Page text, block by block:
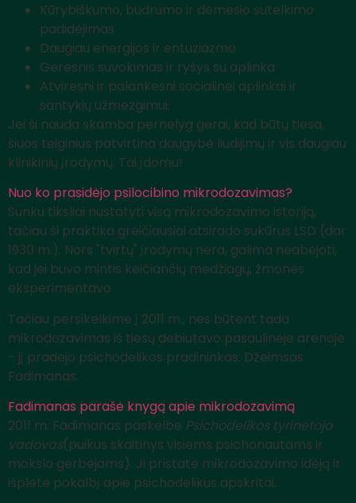
Kūrybiškumo, budrumo ir dėmesio sutelkimo
padidėjimas
Daugiau energijos ir entuziazmo
Geresnis suvokimas ir ryšys su aplinka
Atviresni ir palankesni socialinei aplinkai ir
santykių užmezgimui.
Jei ši nauda skamba pernelyg gerai, kad būtų tiesa,
šiuos teiginius patvirtina daugybė liudijimų ir vis daugiau
klinikinių įrodymų. Tai įdomu!
Nuo ko prasidėjo psilocibino mikrodozavimas?
Sunku tiksliai nustatyti visą mikrodozavimo istoriją,
tačiau ši praktika greičiausiai atsirado sukūrus LSD (dar
1930 m.). Nors "tvirtų" įrodymų nėra, galima neabejoti,
kad jei buvo mintis keičiančių medžiagų, žmonės
eksperimentavo.
Tačiau persikelkime į 2011 m., nes būtent tada
mikrodozavimas iš tiesų debiutavo pasaulinėje arenoje
- jį pradėjo psichodelikos pradininkas: Džeimsas
Fadimanas.
Fadimanas parašė knygą apie mikrodozavimą
2011 m. Fadimanas paskelbė Psichodelikos tyrinėtojo
vadovas(puikus skaitinys visiems psichonautams ir
mokslo gerbėjams). Ji pristatė mikrodozavimo idėją ir
išplėtė pokalbį apie psichodelikus apskritai.